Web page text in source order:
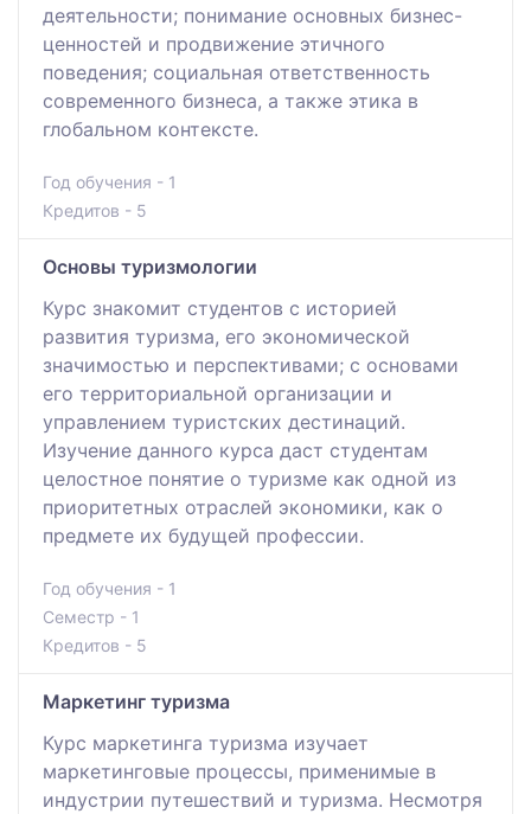
деятельности; понимание основных бизнес-
ценностей и продвижение этичного
поведения; социальная ответственность
современного бизнеса, а также этика в
глобальном контексте.
Год обучения - 1
Кредитов - 5
Основы туризмологии
Курс знакомит студентов с историей
развития туризма, его экономической
значимостью и перспективами; с основами
его территориальной организации и
управлением туристских дестинаций.
Изучение данного курса даст студентам
целостное понятие о туризме как одной из
приоритетных отраслей экономики, как о
предмете их будущей профессии.
Год обучения - 1
Семестр - 1
Кредитов - 5
Маркетинг туризма
Курс маркетинга туризма изучает
маркетинговые процессы, применимые в
индустрии путешествий и туризма. Несмотря